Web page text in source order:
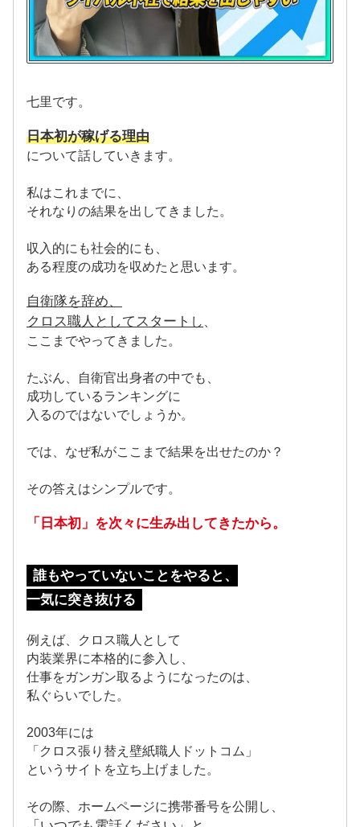
七里です。
日本初が稼げる理由
について話していきます。
私はこれまでに、
それなりの結果を出してきました。
収入的にも社会的にも、
ある程度の成功を収めたと思います。
自衛隊を辞め、
クロス職人としてスタート し
ここまでやってきました。
たぶん、自衛官出身者の中でも、
成功しているランキングに
入るのではないでしょうか。
では、なぜ私がここまで結果を出せたのか？
その答えはシンプルです。
「日本初」を次々に生み出してきたから。
誰もやっていないことをやると、
一気に突き抜ける
例えば、クロス職人として
内装業界に本格的に参入し、
仕事をガンガン取るようになったのは、
私ぐらいでした。
2003年には
「クロス張り替え壁紙職人ドットコム」
というサイトを立ち上げました。
その際、ホームページに携帯番号を公開し、